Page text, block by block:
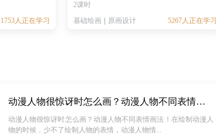
1753人正在学习
2课时
基础绘画
原画设计 5267人正在学习
动漫人物很惊讶时怎么画？动漫人物不同表情画法！
动漫人物很惊讶时怎么画？动漫人物不同表情画法！在绘制动漫人
物的时候，少不了绘制人物的表情，动漫人物情...